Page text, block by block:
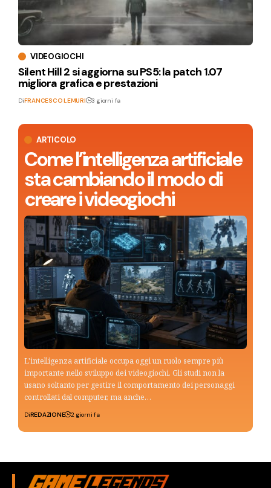
ARTICOLO
Come l’intelligenza artificiale
sta cambiando il modo di
creare i videogiochi
L'intelligenza artificiale occupa oggi un ruolo sempre più
importante nello sviluppo dei videogiochi. Gli studi non la
usano soltanto per gestire il comportamento dei personaggi
controllati dal computer, ma anche…
DiREDAZIONE 2 giorni fa
VIDEOGIOCHI
Silent Hill 2 si aggiorna su PS5: la patch 1.07
migliora grafica e prestazioni
DiFRANCESCO LEMURI 3 giorni fa